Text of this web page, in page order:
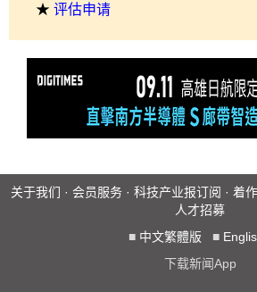
★ 评估申请
关于我们 · 会员服务 · 科技产业报订阅 · 着
人才招募
■ 中文繁體版 ■
下载新闻App